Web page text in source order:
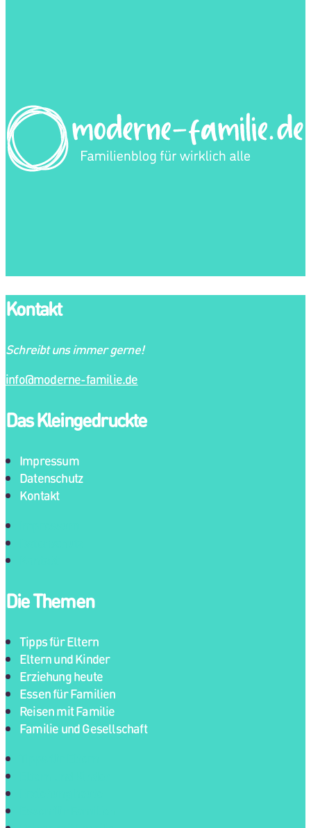
Kontakt
Schreibt uns immer gerne!
info@moderne-familie.de
Das Kleingedruckte
Impressum
Datenschutz
Kontakt
Die Themen
Tipps für Eltern
Eltern und Kinder
Erziehung heute
Essen für Familien
Reisen mit Familie
Familie und Gesellschaft